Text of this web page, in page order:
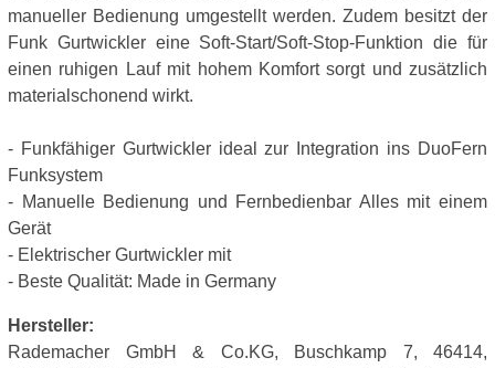
manueller Bedienung umgestellt werden. Zudem besitzt der
Funk Gurtwickler eine Soft-Start/Soft-Stop-Funktion die für
einen ruhigen Lauf mit hohem Komfort sorgt und zusätzlich
materialschonend wirkt.
- Funkfähiger Gurtwickler ideal zur Integration ins DuoFern
Funksystem
- Manuelle Bedienung und Fernbedienbar Alles mit einem
Gerät
- Elektrischer Gurtwickler mit
- Beste Qualität: Made in Germany
Hersteller:
Rademacher GmbH & Co.KG, Buschkamp 7, 46414,